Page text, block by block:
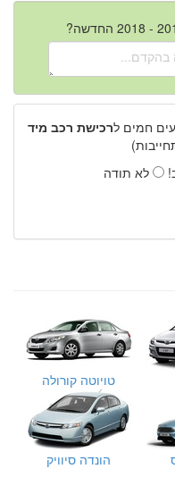
חמים לרכישת רכב מיד
לא תודה
טויוטה קורולה
הונדה סיוויק